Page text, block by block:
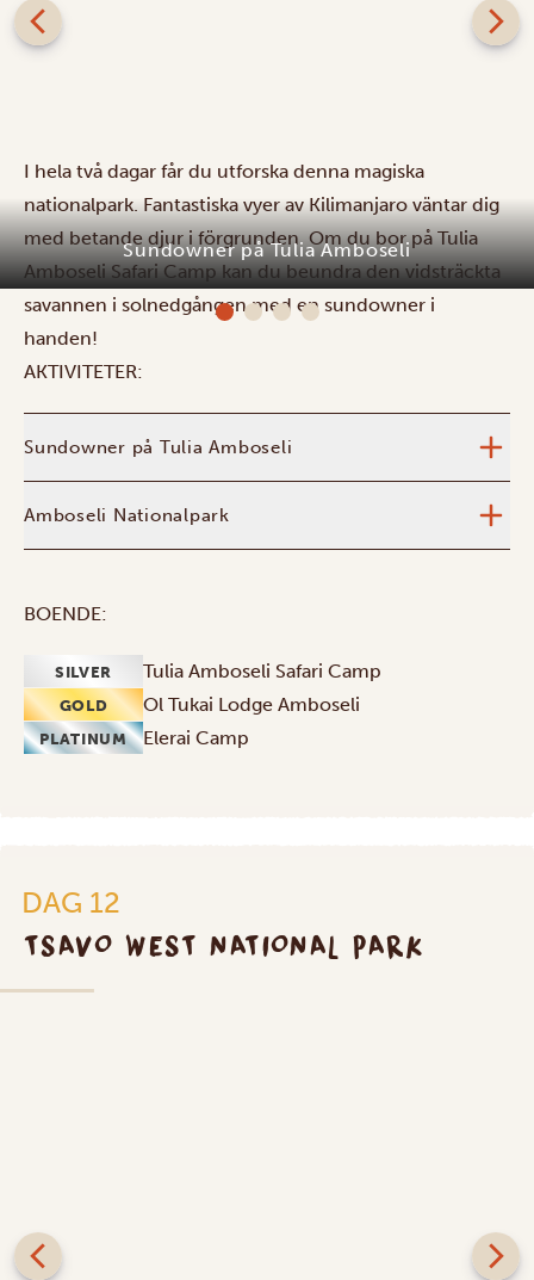
Sundowner på Tulia Amboseli
I hela två dagar får du utforska denna magiska
nationalpark. Fantastiska vyer av Kilimanjaro väntar dig
med betande djur i förgrunden. Om du bor på Tulia
Amboseli Safari Camp kan du beundra den vidsträckta
savannen i solnedgången med en sundowner i
handen!
AKTIVITETER:
Sundowner på Tulia Amboseli
Amboseli Nationalpark
BOENDE:
SILVER Tulia Amboseli Safari Camp
GOLD Ol Tukai Lodge Amboseli
PLATINUM Elerai Camp
DAG 12
TSAVO WEST NATIONAL PARK